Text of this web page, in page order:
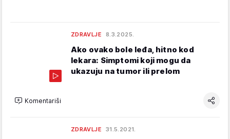
ZDRAVLJE 8.3.2025.
Ako ovako bole leđa, hitno kod
lekara: Simptomi koji mogu da
ukazuju na tumor ili prelom
Komentariši
ZDRAVLJE 31.5.2021.